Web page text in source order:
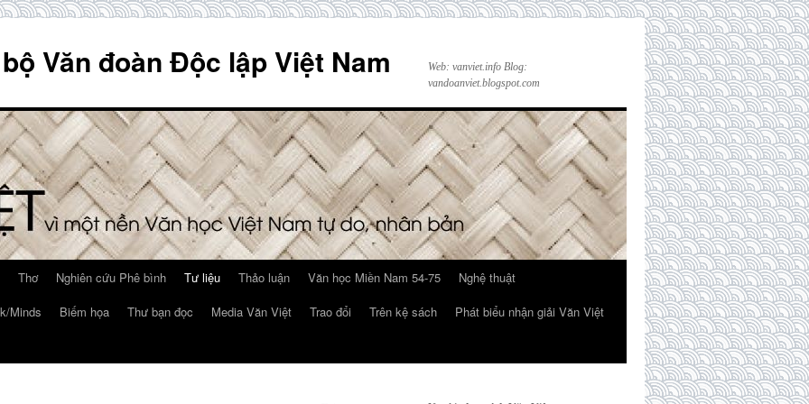
Văn đoàn Độc lập Việt Nam
Web: vanviet.info Blog:
vandoanviet.blogspot.com
Thơ Nghiên cứu Phê bình Tư liệu Thảo luận Văn học Miền Nam 54-75
Nghệ thuật
Minds Biếm họa Thư bạn đọc Media Văn Việt Trao đổi Trên kệ sách
Phát biểu nhận giải Văn Việt